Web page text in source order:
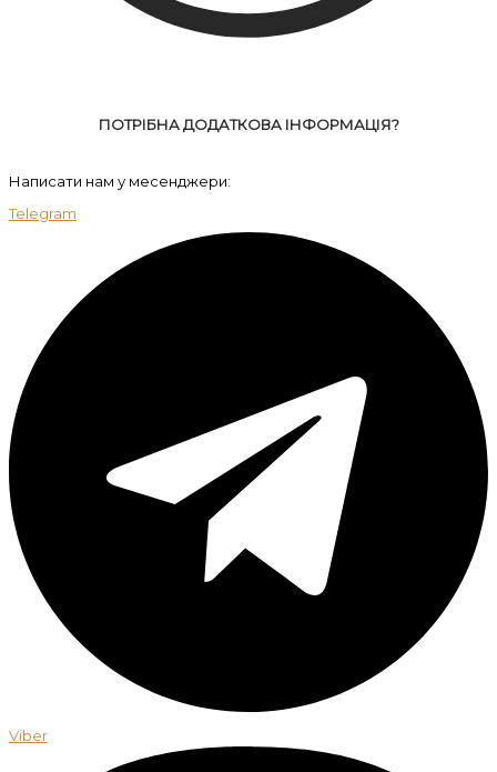
ПОТРІБНА ДОДАТКОВА ІНФОРМАЦІЯ?
Написати нам у месенджери:
Telegram
Viber